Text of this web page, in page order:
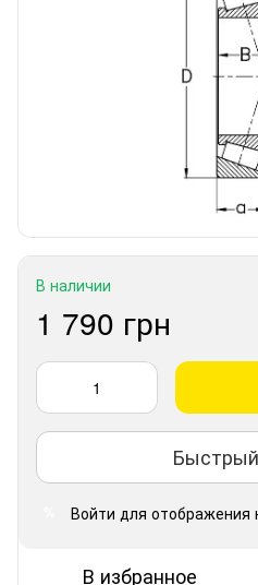
В наличии
1 790 грн
Войти для отображения
В избранное